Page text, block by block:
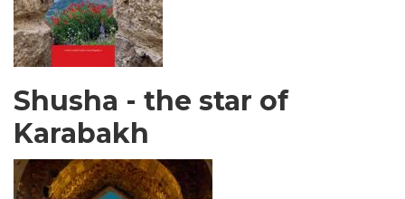
Shusha - the star of
Karabakh